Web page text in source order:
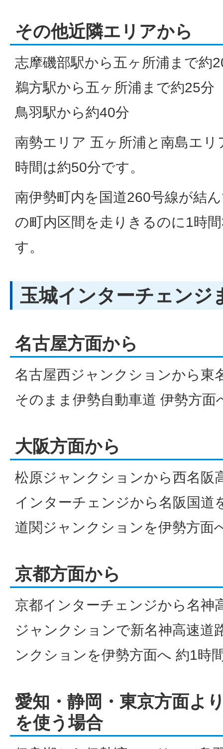
その他近隣エリアから
志摩磯部駅から五ヶ所浦まで約
鵜方駅から五ヶ所浦まで約25分
鳥羽駅から約40分
南勢エリア 五ヶ所浦と南島エ
時間は約50分です。
南伊勢町内を国道260号線が結
の町内区間を走りきるのに1時
す。
玉城インターチェンジ
名古屋方面から
名古屋西ジャンクションから東
そのまま伊勢自動車道 伊勢方面
大阪方面から
松原ジャンクションから西名阪
インターチェンジから名阪国道
道関ジャンクションを伊勢方面
京都方面から
京都インターチェンジから名神
ジャンクションで新名神高速道
ンクションを伊勢方面へ 約1時
愛知・静岡・東京方面よ
を使う場合